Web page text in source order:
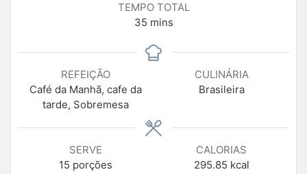
TEMPO TOTAL
35 mins
REFEIÇÃO
Café da Manhã, cafe da
tarde, Sobremesa
CULINÁRIA
Brasileira
SERVE
15 porções
CALORIAS
295.85 kcal